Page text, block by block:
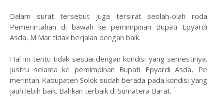
Dalam surat tersebut juga tersirat seolah-olah roda
Pemerintahan di bawah ke pemimpinan Bupati Epyardi
Asda, M.Mar tidak berjalan dengan baik.
Hal ini tentu tidak sesuai dengan kondisi yang semestinya.
Justru selama ke pemimpinan Bupati Epyardi Asda, Pe
merintah Kabupaten Solok sudah berada pada kondisi yang
jauh lebih baik. Bahkan terbaik di Sumatera Barat.